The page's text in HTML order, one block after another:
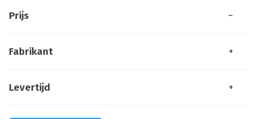
Prijs −
Fabrikant +
Levertijd +